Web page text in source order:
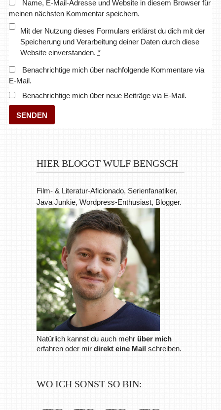
Name, E-Mail-Adresse und Website in diesem Browser für
meinen nächsten Kommentar speichern.
Mit der Nutzung dieses Formulars erklärst du dich mit der
Speicherung und Verarbeitung deiner Daten durch diese
Website einverstanden. *
Benachrichtige mich über nachfolgende Kommentare via
E-Mail.
Benachrichtige mich über neue Beiträge via E-Mail.
HIER BLOGGT WULF BENGSCH
Film- & Literatur-Aficionado, Serienfanatiker,
Java Junkie, Wordpress-Enthusiast, Blogger.
Natürlich kannst du auch mehr über mich
erfahren oder mir direkt eine Mailschreiben.
WO ICH SONST SO BIN: